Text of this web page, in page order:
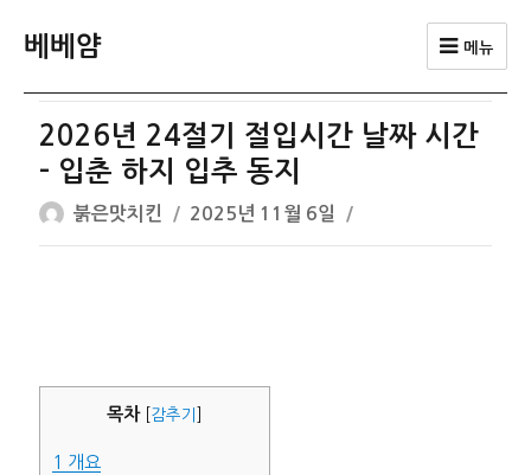
베베얌 메뉴
2026년 24절기 절입시간 날짜 시간
– 입춘 하지 입추 동지
글
쓴
붉은맛치킨
작
성
2025년 11월 6일
목차 감추기
1 개요